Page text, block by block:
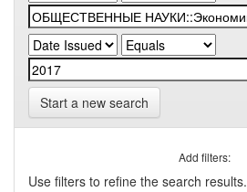
Start a new search
Add filters:
Use filters to refine the search results.